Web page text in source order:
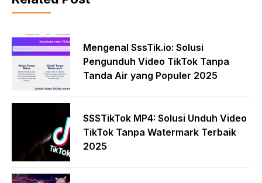
Mengenal SssTik.io: Solusi
Pengunduh Video TikTok Tanpa
Tanda Air yang Populer 2025
SSSTikTok MP4: Solusi Unduh Video
TikTok Tanpa Watermark Terbaik
2025